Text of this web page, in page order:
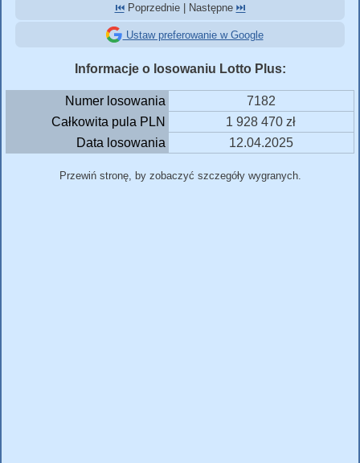
⏮️Poprzednie | Następne ⏭️
Ustaw preferowanie w Google
Informacje o losowaniu Lotto Plus:
Numer losowania
7182
Całkowita pula PLN
1 928 470 zł
Data losowania
12.04.2025
Przewiń stronę, by zobaczyć szczegóły wygranych.